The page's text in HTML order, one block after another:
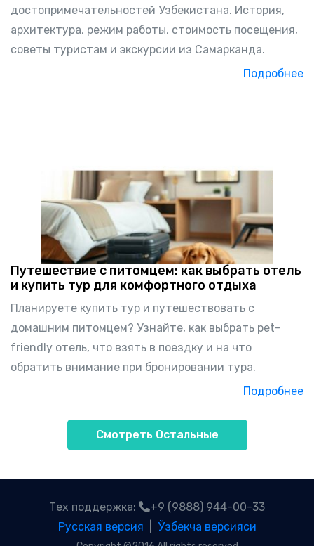
достопримечательностей Узбекистана. История,
архитектура, режим работы, стоимость посещения,
советы туристам и экскурсии из Самарканда.
Подробнее
Путешествие с питомцем: как выбрать отель
и купить тур для комфортного отдыха
Планируете купить тур и путешествовать с
домашним питомцем? Узнайте, как выбрать pet-
friendly отель, что взять в поездку и на что
обратить внимание при бронировании тура.
Подробнее
Смотреть Остальные
Тех поддержка:
+9 (9888) 944-00-33
Русская версия
Ўзбекча версияси